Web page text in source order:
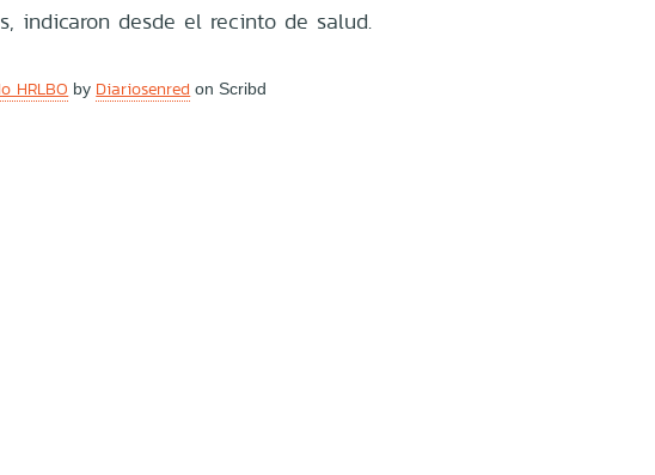
indicaron desde el recinto de salud.
HRLBO by Diariosenred on Scribd